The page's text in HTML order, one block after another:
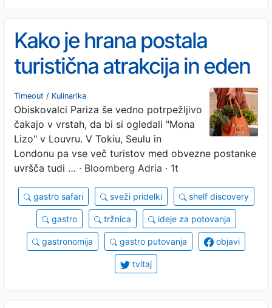
Kako je hrana postala
turistična atrakcija in eden
glavnih razlogov za
potovanja?
Timeout / Kulinarika
Obiskovalci Pariza še vedno potrpežljivo
čakajo v vrstah, da bi si ogledali "Mona
Lizo" v Louvru. V Tokiu, Seulu in
Londonu pa vse več turistov med obvezne postanke
uvršča tudi … · Bloomberg Adria · 1t
gastro safari sveži pridelki shelf discovery
gastro tržnica ideje za potovanja
gastronomija gastro putovanja objavi
tvitaj